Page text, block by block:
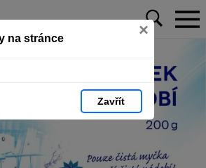
na stránce ×
Zavřít